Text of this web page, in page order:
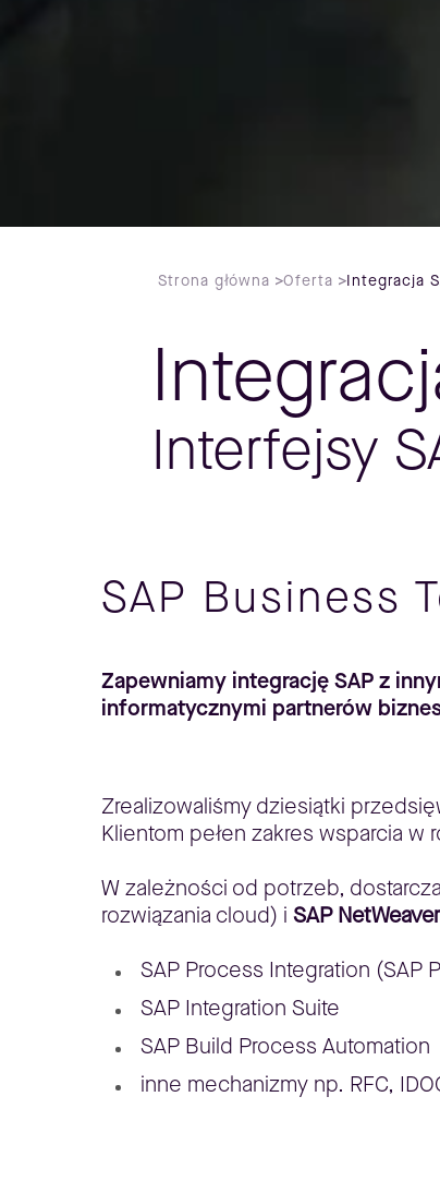
Strona główna >Oferta >Integracja
Interfejsy
SAP Business
Zapewniamy integrację SAP z
informatycznymi partnerów
Zrealizowaliśmy dziesiątki
Klientom pełen zakres wsparcia w
W zależności od potrzeb,
rozwiązania cloud) i SAP NetWeaver
SAP Process Integration (SAP
SAP Integration Suite
SAP Build Process Automation
inne mechanizmy np. RFC,